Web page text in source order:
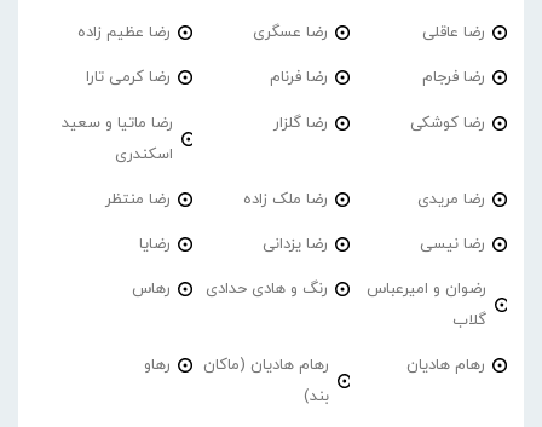
رضا عاقلی رضا عسگری رضا عظیم زاده
رضا فرجام رضا فرنام رضا کرمی تارا
رضا کوشکی رضا گلزار
رضا ماتیا و سعید
اسکندری
رضا مریدی رضا ملک زاده رضا منتظر
رضا نیسی رضا یزدانی رضایا
رضوان و امیرعباس
گلاب
رنگ و هادی حدادی رهاس
رهام هادیان
رهام هادیان (ماکان
بند)
رهاو